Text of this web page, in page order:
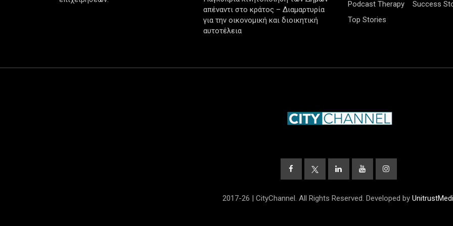
απέναντι στο κράτος – Διαμαρτυρία
για την οικονομική και διοικητική
αυτοτέλεια
Podcast Therapy
Success
Top Stories
2017-26 | CityChannel. All Rights Reserved. Developed by